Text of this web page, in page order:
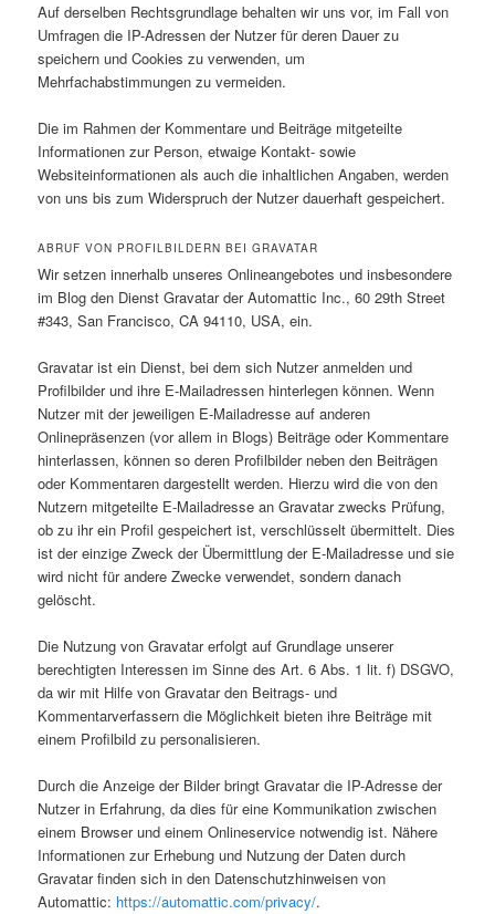
Auf derselben Rechtsgrundlage behalten wir uns vor, im Fall von
Umfragen die IP-Adressen der Nutzer für deren Dauer zu
speichern und Cookies zu verwenden, um
Mehrfachabstimmungen zu vermeiden.
Die im Rahmen der Kommentare und Beiträge mitgeteilte
Informationen zur Person, etwaige Kontakt- sowie
Websiteinformationen als auch die inhaltlichen Angaben, werden
von uns bis zum Widerspruch der Nutzer dauerhaft gespeichert.
ABRUF VON PROFILBILDERN BEI GRAVATAR
Wir setzen innerhalb unseres Onlineangebotes und insbesondere
im Blog den Dienst Gravatar der Automattic Inc., 60 29th Street
#343, San Francisco, CA 94110, USA, ein.
Gravatar ist ein Dienst, bei dem sich Nutzer anmelden und
Profilbilder und ihre E-Mailadressen hinterlegen können. Wenn
Nutzer mit der jeweiligen E-Mailadresse auf anderen
Onlinepräsenzen (vor allem in Blogs) Beiträge oder Kommentare
hinterlassen, können so deren Profilbilder neben den Beiträgen
oder Kommentaren dargestellt werden. Hierzu wird die von den
Nutzern mitgeteilte E-Mailadresse an Gravatar zwecks Prüfung,
ob zu ihr ein Profil gespeichert ist, verschlüsselt übermittelt. Dies
ist der einzige Zweck der Übermittlung der E-Mailadresse und sie
wird nicht für andere Zwecke verwendet, sondern danach
gelöscht.
Die Nutzung von Gravatar erfolgt auf Grundlage unserer
berechtigten Interessen im Sinne des Art. 6 Abs. 1 lit. f) DSGVO,
da wir mit Hilfe von Gravatar den Beitrags- und
Kommentarverfassern die Möglichkeit bieten ihre Beiträge mit
einem Profilbild zu personalisieren.
Durch die Anzeige der Bilder bringt Gravatar die IP-Adresse der
Nutzer in Erfahrung, da dies für eine Kommunikation zwischen
einem Browser und einem Onlineservice notwendig ist. Nähere
Informationen zur Erhebung und Nutzung der Daten durch
Gravatar finden sich in den Datenschutzhinweisen von
Automattic: https://automattic.com/privacy/.